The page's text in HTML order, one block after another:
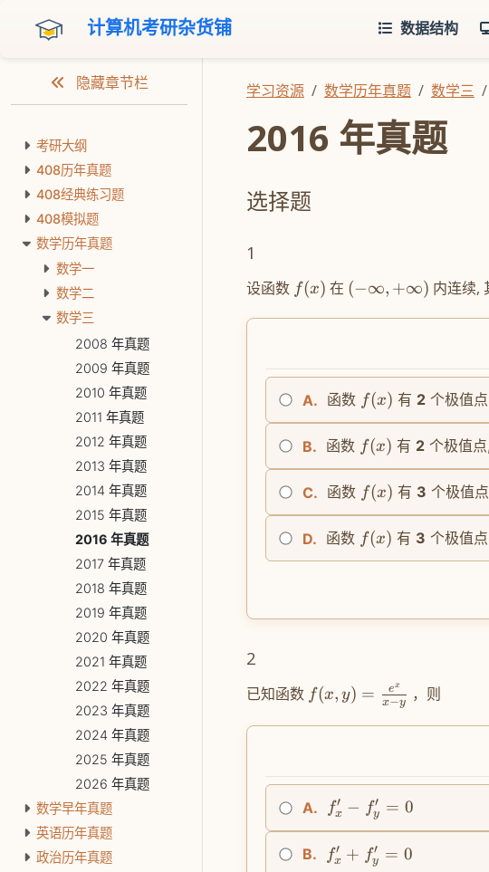
计算机考研杂货铺 数据结构
隐藏章节栏
考研大纲
408历年真题
408经典练习题
408模拟题
数学历年真题
数学一
数学二
数学三
2008 年真题
2009 年真题
2010 年真题
2011 年真题
2012 年真题
2013 年真题
2014 年真题
2015 年真题
2016 年真题
2017 年真题
2018 年真题
2019 年真题
2020 年真题
2021 年真题
2022 年真题
2023 年真题
2024 年真题
2025 年真题
2026 年真题
数学早年真题
英语历年真题
政治历年真题
学习资源 数学历年真题 数学三
2016 年真题
选择题
1
设函数 f(x) 在 (−∞, +∞) 内连续,
A. 函数 f(x) 有 2 个极值
B. 函数 f(x) 有 2 个极值
C. 函数 f(x) 有 3 个极值
D. 函数 f(x) 有 3 个极值
2
已知函数 f(x, y) = x−y
ex ，则
A. fx
′ − fy
′ = 0
B. fx
′ + fy
′ = 0